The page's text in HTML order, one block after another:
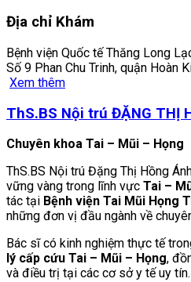
Địa chỉ Khám
Bệnh viện Quốc tế Thăng Long
Số 9 Phan Chu Trinh, quận Hoàn
Xem thêm
ThS.BS Nội trú ĐẶNG THỊ
Chuyên khoa Tai – Mũi – Họng
ThS.BS Nội trú Đặng Thị Hồng
vững vàng trong lĩnh vực Tai –
tác tại Bệnh viện Tai Mũi Họng
những đơn vị đầu ngành về
Bác sĩ có kinh nghiệm thực tế
lý cấp cứu Tai – Mũi – Họng,
và điều trị tại các cơ sở y tế uy tín.